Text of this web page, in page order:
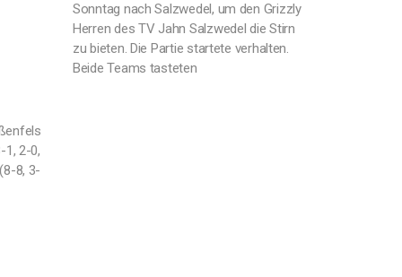
1, 2-0,
8, 3-
Sonntag nach Salzwedel, um den Grizzly
Herren des TV Jahn Salzwedel die Stirn
zu bieten. Die Partie startete verhalten.
Beide Teams tasteten